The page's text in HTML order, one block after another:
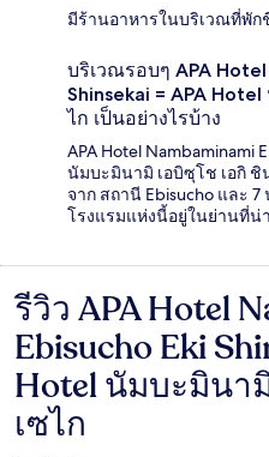
มีร้านอาหารในบริเวณที่พักชื่
บริเวณรอบๆ APA
Shinsekai = APA
ไก เป็นอย่างไรบ้าง
APA Hotel Nambaminami
นัมบะมินามิ เอบิซุโช เอกิ ชิ
จาก สถานี Ebisucho และ
โรงแรมแห่งนี้อยู่ในย่านที่น่
รีวิว
รีวิว APA Hotel
Ebisucho Eki
Hotel นัมบะมินา
เซไก